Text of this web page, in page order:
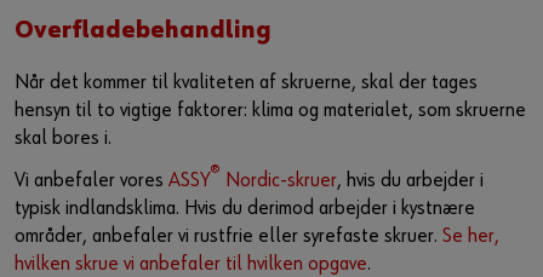
Overfladebehandling​
Når det kommer til kvaliteten af skruerne, skal der tages
hensyn til to vigtige faktorer: klima og materialet, som skruerne
skal bores i. ​
Vi anbefaler vores ASSY® Nordic-skruer, hvis du arbejder i
typisk indlandsklima. Hvis du derimod arbejder i kystnære
områder, anbefaler vi rustfrie eller syrefaste skruer. Se her,
hvilken skrue vi anbefaler til hvilken opgave.​